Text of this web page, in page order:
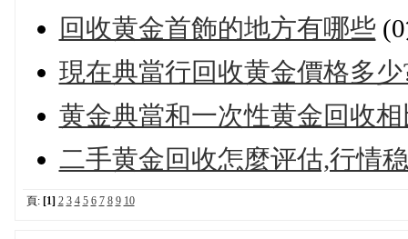
回收黄金首飾的地方有哪些(0
現在典當行回收黄金價格多少
黄金典當和一次性黄金回收
二手黄金回收怎麼评估,行情
頁: [1] 2 3 4 5 6 7 8 9 10